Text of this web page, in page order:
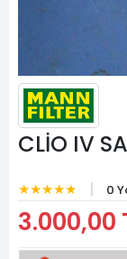
CLİO IV
★★★★★ 0
3.000,00